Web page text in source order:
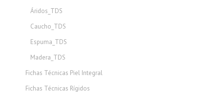
Áridos_TDS
Caucho_TDS
Espuma_TDS
Madera_TDS
Fichas Técnicas Piel Integral
Fichas Técnicas Rígidos